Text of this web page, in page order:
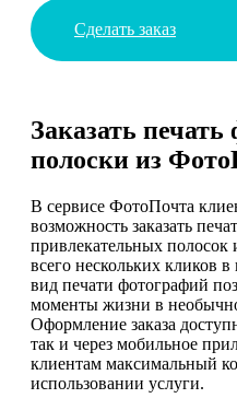
Сделать заказ
Заказать
полоски из
В сервисе ФотоПочта
возможность заказать
привлекательных
всего нескольких кликов
вид печати фотографий
моменты жизни в
Оформление заказа
так и через мобильное
клиентам максимальный
использовании услуги.